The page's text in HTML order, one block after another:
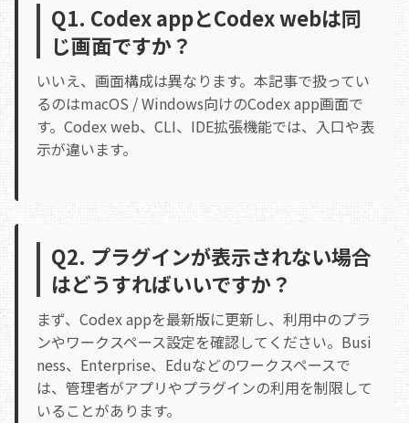
Q1. Codex appとCodex webは同
じ画面ですか？
いいえ、画面構成は異なります。本記事で扱ってい
るのはmacOS / Windows向けのCodex app画面で
す。Codex web、CLI、IDE拡張機能では、入口や表
示が違います。
Q2. プラグインが表示されない場合
はどうすればいいですか？
まず、Codex appを最新版に更新し、利用中のプラ
ンやワークスペース設定を確認してください。Busi
ness、Enterprise、Eduなどのワークスペースで
は、管理者がアプリやプラグインの利用を制限して
いることがあります。